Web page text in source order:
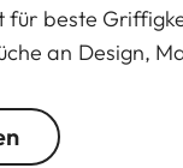
für beste
an Design,
aber schränkt
Besonders